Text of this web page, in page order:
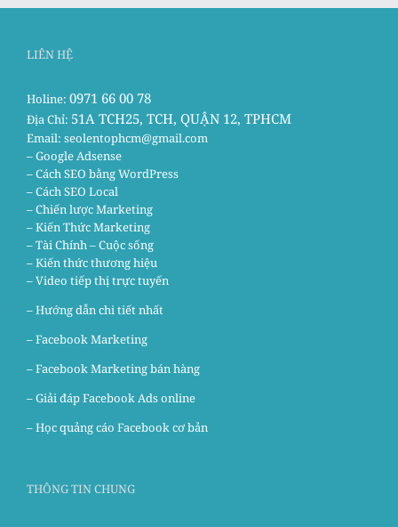
LIÊN HỆ
Holine: 0971 66 00 78
Địa Chỉ: 51A TCH25, TCH, QUẬN 12, TPHCM
Email: seolentophcm@gmail.com
– Google Adsense
– Cách SEO bằng WordPress
– Cách SEO Local
– Chiến lược Marketing
– Kiến Thức Marketing
– Tài Chính – Cuộc sống
– Kiến thức thương hiệu
– Video tiếp thị trực tuyến
– Hướng dẫn chi tiết nhất
–Facebook Marketing
–Facebook Marketing bán hàng
–Giải đáp Facebook Ads online
–Học quảng cáo Facebook cơ bản
THÔNG TIN CHUNG